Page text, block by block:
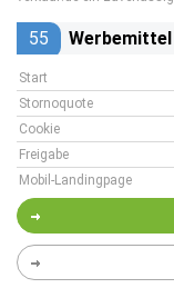
55 Werbemittel
Start
Stornoquote
Cookie
Freigabe
Mobil-Landingpage